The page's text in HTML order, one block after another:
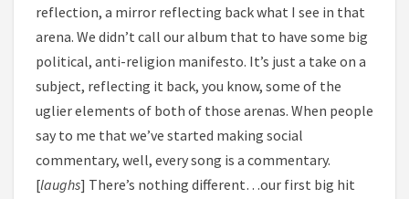
reflection, a mirror reflecting back what I see in that
arena. We didn’t call our album that to have some big
political, anti-religion manifesto. It’s just a take on a
subject, reflecting it back, you know, some of the
uglier elements of both of those arenas. When people
say to me that we’ve started making social
commentary, well, every song is a commentary.
[laughs] There’s nothing different…our first big hit